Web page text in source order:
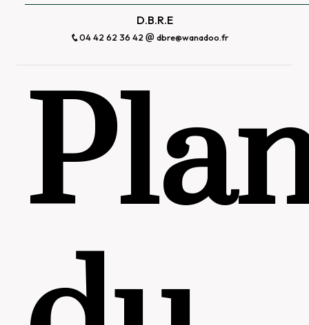
D.B.R.E
04 42 62 36 42 dbre@wanadoo.fr